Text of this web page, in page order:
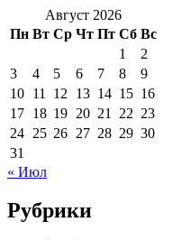
Август 2026
Пн Вт Ср Чт Пт Сб Вс
1
2
3
4 5 6 7 8
9
10 11 12 13 14 15 16
17 18 19 20 21 22 23
24 25 26 27 28 29 30
31
« Июл
Рубрики